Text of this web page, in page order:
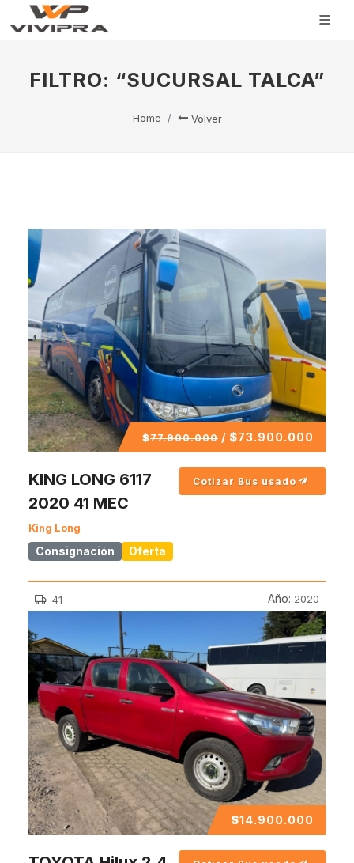
FILTRO: “SUCURSAL TALCA”
Home Volver
$77.900.000 / $73.900.000
KING LONG 6117
2020 41 MEC
King Long
Consignación Oferta
Cotizar Bus usado
41 Año: 2020
$14.900.000